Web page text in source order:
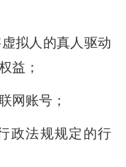
拟人的真人驱动
益；
网账号；
政法规规定的行